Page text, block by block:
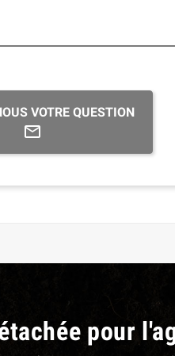
VOTRE QUESTION
pour